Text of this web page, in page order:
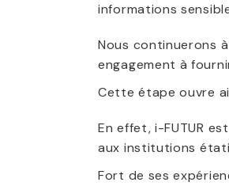
informations
Nous continuerons
engagement à
Cette étape ouvre
En effet, i-FUTUR
aux institutions
Fort de ses